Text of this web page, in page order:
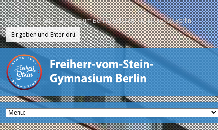
Freiherr-vom-Stein-Gymnasium Berlin, Galenstr. 40-44, 13597 Berlin